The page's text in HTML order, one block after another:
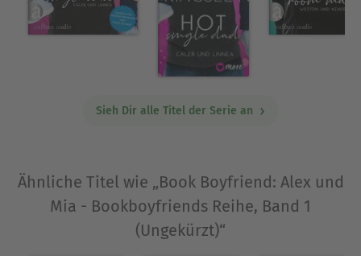
Sieh Dir alle Titel der Serie an
Ähnliche Titel wie „Book Boyfriend: Alex und
Mia - Bookboyfriends Reihe, Band 1
(Ungekürzt)“